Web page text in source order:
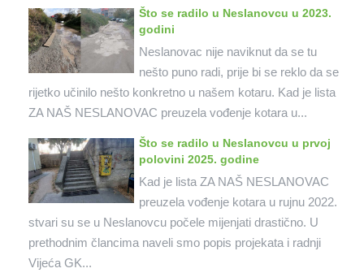
Što se radilo u Neslanovcu u 2023.
godini
Neslanovac nije naviknut da se tu
nešto puno radi, prije bi se reklo da se
rijetko učinilo nešto konkretno u našem kotaru. Kad je lista
ZA NAŠ NESLANOVAC preuzela vođenje kotara u...
Što se radilo u Neslanovcu u prvoj
polovini 2025. godine
Kad je lista ZA NAŠ NESLANOVAC
preuzela vođenje kotara u rujnu 2022.
stvari su se u Neslanovcu počele mijenjati drastično. U
prethodnim člancima naveli smo popis projekata i radnji
Vijeća GK...